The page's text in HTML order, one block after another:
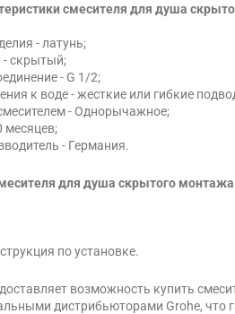
смесителя для душа
- латунь;
- скрытый;
- G 1/2;
к воде - жесткие или гибкие
- Однорычажное;
месяцев;
- Германия.
для душа скрытого монтажа
по установке.
возможность купить
дистрибьюторами Grohe, что